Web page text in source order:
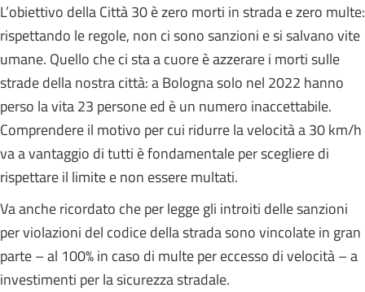
L’obiettivo della Città 30 è zero morti in strada e zero multe:
rispettando le regole, non ci sono sanzioni e si salvano vite
umane. Quello che ci sta a cuore è azzerare i morti sulle
strade della nostra città: a Bologna solo nel 2022 hanno
perso la vita 23 persone ed è un numero inaccettabile.
Comprendere il motivo per cui ridurre la velocità a 30 km/h
va a vantaggio di tutti è fondamentale per scegliere di
rispettare il limite e non essere multati.
Va anche ricordato che per legge gli introiti delle sanzioni
per violazioni del codice della strada sono vincolate in gran
parte – al 100% in caso di multe per eccesso di velocità – a
investimenti per la sicurezza stradale.